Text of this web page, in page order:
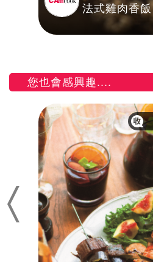
法式雞肉香飯
您也會感興趣....
Previous